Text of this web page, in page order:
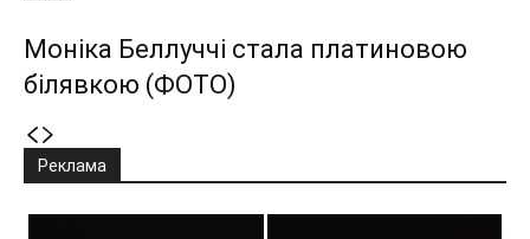
Моніка Беллуччі стала платиновою
білявкою (ФОТО)
Реклама